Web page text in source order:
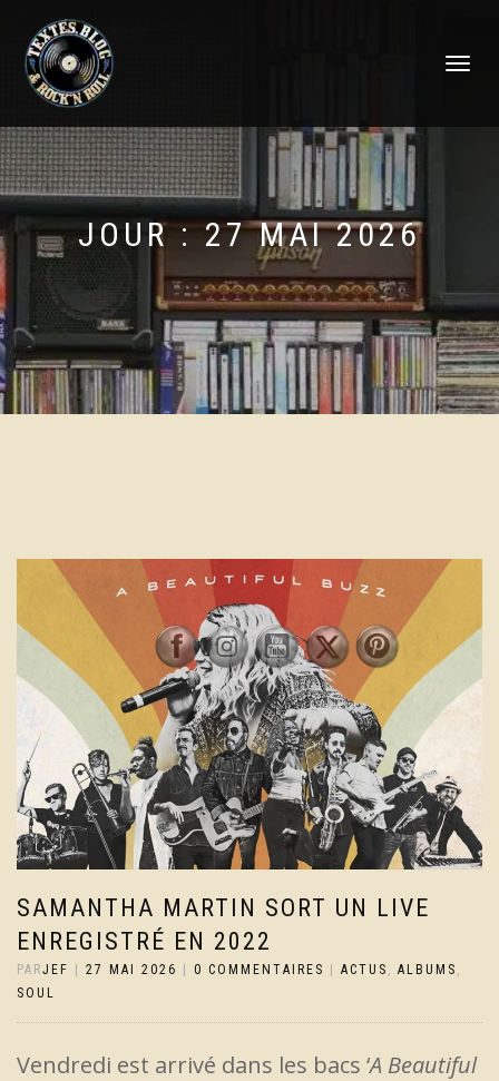
DÉPLIER
JOUR :27 MAI 2026
SAMANTHA MARTIN SORT UN LIVE
ENREGISTRÉ EN 2022
PARJEF | 27 MAI 2026 | 0 COMMENTAIRES | ACTUS ALBUMS
SOUL
Vendredi est arrivé dans les bacs ‘A Beautiful